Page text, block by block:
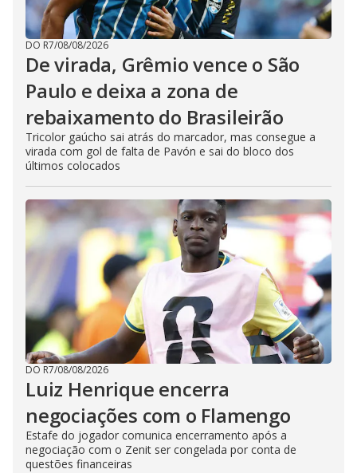
DO R7/08/08/2026
De virada, Grêmio vence o São
Paulo e deixa a zona de
rebaixamento do Brasileirão
Tricolor gaúcho sai atrás do marcador, mas consegue a
virada com gol de falta de Pavón e sai do bloco dos
últimos colocados
DO R7/08/08/2026
Luiz Henrique encerra
negociações com o Flamengo
Estafe do jogador comunica encerramento após a
negociação com o Zenit ser congelada por conta de
questões financeiras